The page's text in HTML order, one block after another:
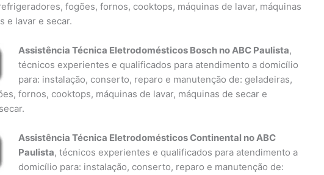
fogões, fornos, cooktops, máquinas de lavar, máquinas
e lavar e secar.
Assistência Técnica Eletrodomésticos Bosch no ABC Paulista,
técnicos experientes e qualificados para atendimento a domicílio
para: instalação, conserto, reparo e manutenção de: geladeiras,
fornos, cooktops, máquinas de lavar, máquinas de secar e
Assistência Técnica Eletrodomésticos Continental no ABC
Paulista, técnicos experientes e qualificados para atendimento a
domicílio para: instalação, conserto, reparo e manutenção de: